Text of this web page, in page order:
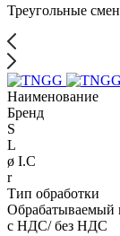
Треугольные
Наименование
Бренд
S
L
ø I.C
r
Тип обработки
Обрабатываемый
с НДС/ без НДС